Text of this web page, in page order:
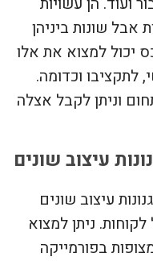
אבל שונות ביניהן
יכול למצוא את אלו
לתקציבו וכדומה.
וניתן לקבל אצלה
עיצוב שונים
עיצוב שונים
ניתן למצוא
בפורמייקה